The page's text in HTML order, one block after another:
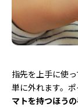
指先を上手に使
単に外れます。
マトを持つほう